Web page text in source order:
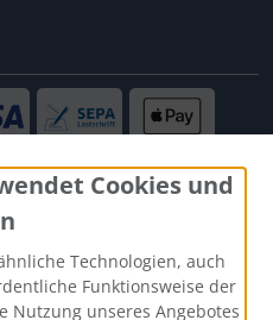
Cookies und
Technologien, auch
Funktionsweise der
Nutzung unseres Angebotes